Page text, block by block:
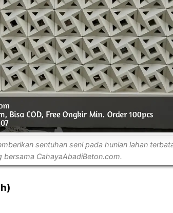
sentuhan seni pada hunian lahan
bersama CahayaAbadiBeton.com.